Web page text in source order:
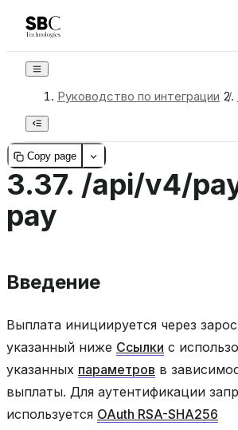
Руководство по интеграции /
Copy page
3.37. /api/v4/
pay
Введение
Выплата инициируется через зарос
указанный ниже Ссылки с
указанных параметров в
выплаты. Для аутентификации
используется OAuth RSA-SHA256